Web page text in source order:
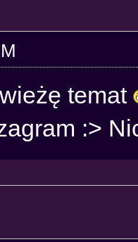
temat
:>